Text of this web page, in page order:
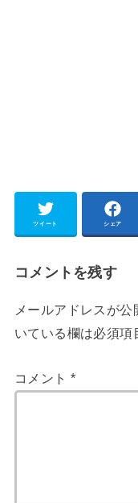
ツイート シェア
コメントを残す
メールアドレスが公
いている欄は必須項
コメント *